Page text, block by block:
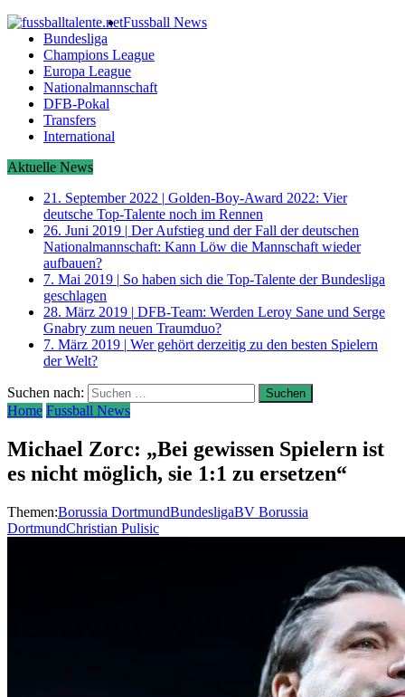
Fussball News
Bundesliga
Champions League
Europa League
Nationalmannschaft
DFB-Pokal
Transfers
International
Aktuelle News
21. September 2022 | Golden-Boy-Award 2022: Vier
deutsche Top-Talente noch im Rennen
26. Juni 2019 | Der Aufstieg und der Fall der deutschen
Nationalmannschaft: Kann Löw die Mannschaft wieder
aufbauen?
7. Mai 2019 | So haben sich die Top-Talente der Bundesliga
geschlagen
28. März 2019 | DFB-Team: Werden Leroy Sane und Serge
Gnabry zum neuen Traumduo?
7. März 2019 | Wer gehört derzeitig zu den besten Spielern
der Welt?
Suchen nach:
Home Fussball News
Michael Zorc: „Bei gewissen Spielern ist
es nicht möglich, sie 1:1 zu ersetzen“
Themen:Borussia DortmundBundesligaBV Borussia
DortmundChristian Pulisic